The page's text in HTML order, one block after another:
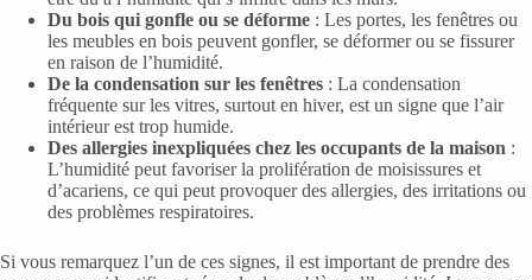
Du bois qui gonfle ou se déforme : Les portes, les fenêtres ou
les meubles en bois peuvent gonfler, se déformer ou se fissurer
en raison de l’humidité.
De la condensation sur les fenêtres : La condensation
fréquente sur les vitres, surtout en hiver, est un signe que l’air
intérieur est trop humide.
Des allergies inexpliquées chez les occupants de la maison :
L’humidité peut favoriser la prolifération de moisissures et
d’acariens, ce qui peut provoquer des allergies, des irritations ou
des problèmes respiratoires.
Si vous remarquez l’un de ces signes, il est important de prendre des